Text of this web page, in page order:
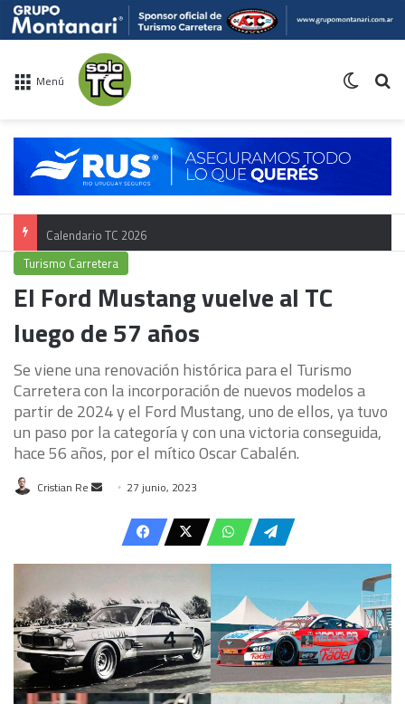
Menú
Calendario TC 2026
Turismo Carretera
El Ford Mustang vuelve al TC
luego de 57 años
Se viene una renovación histórica para el Turismo
Carretera con la incorporación de nuevos modelos a
partir de 2024 y el Ford Mustang, uno de ellos, ya tuvo
un paso por la categoría y con una victoria conseguida,
hace 56 años, por el mítico Oscar Cabalén.
Cristian Re
Send
email
27 junio, 2023